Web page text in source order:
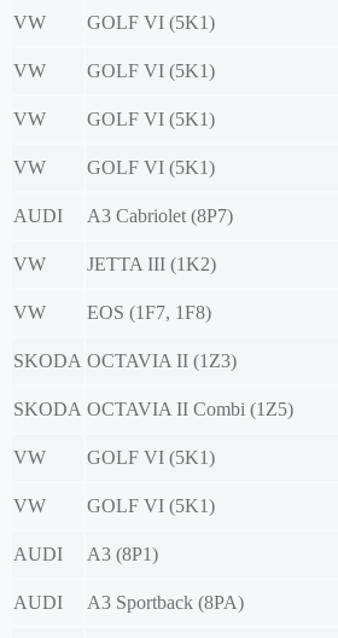
VW
GOLF VI (5K1)
VW
GOLF VI (5K1)
VW
GOLF VI (5K1)
VW
GOLF VI (5K1)
AUDI
A3 Cabriolet (8P7)
VW
JETTA III (1K2)
VW
EOS (1F7, 1F8)
SKODA OCTAVIA II (1Z3)
SKODA OCTAVIA II Combi (1Z5)
VW
GOLF VI (5K1)
VW
GOLF VI (5K1)
AUDI
A3 (8P1)
AUDI
A3 Sportback (8PA)